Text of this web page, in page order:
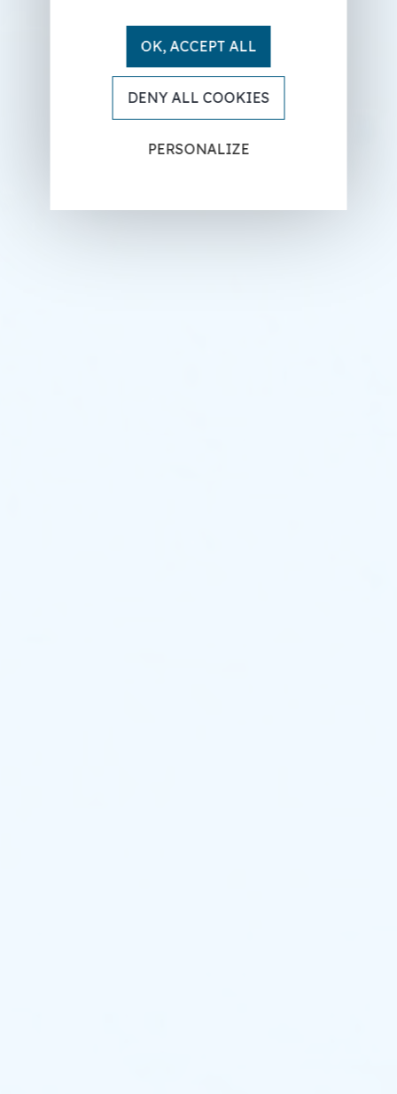
OK, ACCEPT ALL
DENY ALL COOKIES
PERSONALIZE